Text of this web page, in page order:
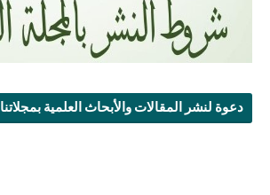
دعوة لنشر المقالات والأبحاث العلمية بمجلاتنا